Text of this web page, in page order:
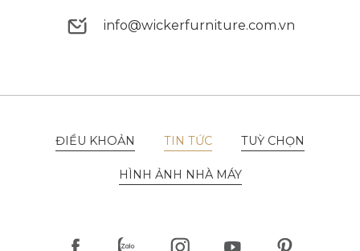
(+84) 94 5670880
info@wickerfurniture.com.vn
ĐIỀU KHOẢN
ĐIỀU KHOẢN
TIN TỨC
TIN TỨC
TUỲ CHỌN
TUỲ CHỌN
HÌNH ẢNH NHÀ MÁY